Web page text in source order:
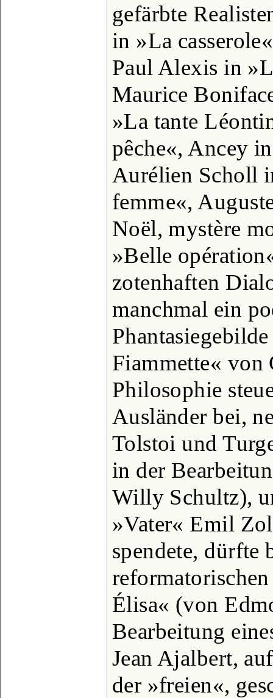
gefärbte
in »La
Paul Alexis in
Maurice
»La tante
pêche«, Ancey
Aurélien Scholl
femme«,
Noël, mystère
»Belle
zotenhaften
manchmal ein
Fiammette« von
Philosophie
Ausländer bei,
Tolstoi und
in der
Willy Schultz),
»Vater« Emil
spendete,
Élisa« (von
Bearbeitung
Jean Ajalbert,
der »freien«,